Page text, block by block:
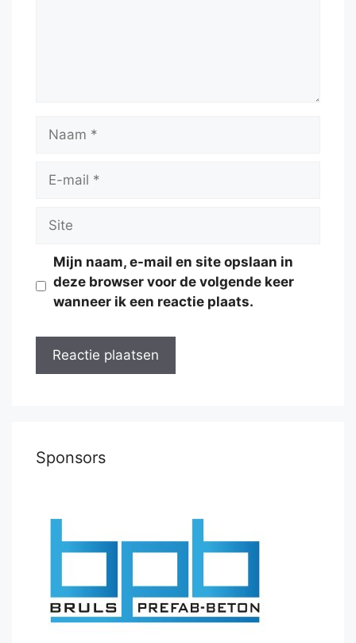
Naam
Site
Mijn naam, e-mail en site opslaan in
deze browser voor de volgende keer
wanneer ik een reactie plaats.
Sponsors